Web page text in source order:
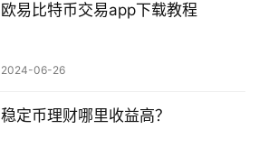
欧易比特币交易app下载教程
2024-06-26
稳定币理财哪里收益高？